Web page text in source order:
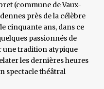
(commune de Vaux-
près de la célèbre
cinquante ans, dans ce
passionnés de
une tradition atypique
les dernières heures
spectacle théâtral